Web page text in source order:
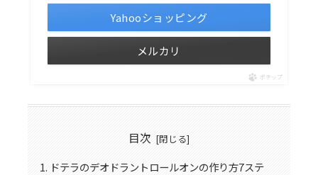
Yahooショッピング
メルカリ
ポチップ
目次
ドテラのデオドラントロールオンの作り方7ステ